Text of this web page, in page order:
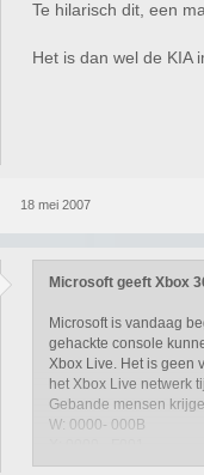
Te hilarisch dit, een
Het is dan wel de KIA
18 mei 2007
Microsoft geeft Xbox
Microsoft is vandaag
gehackte console
Xbox Live. Het is geen
het Xbox Live netwerk
Gebande mensen
W: 0000- 000B
Y: 00A8 - 6820